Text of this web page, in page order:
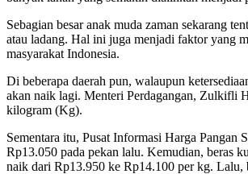
Sebagian besar anak muda zaman sekarang
atau ladang. Hal ini juga menjadi faktor yang
masyarakat Indonesia.
Di beberapa daerah pun, walaupun
akan naik lagi. Menteri Perdagangan, Zulkifli
kilogram (Kg).
Sementara itu, Pusat Informasi Harga Pangan
Rp13.050 pada pekan lalu. Kemudian, beras
naik dari Rp13.950 ke Rp14.100 per kg. Lalu,